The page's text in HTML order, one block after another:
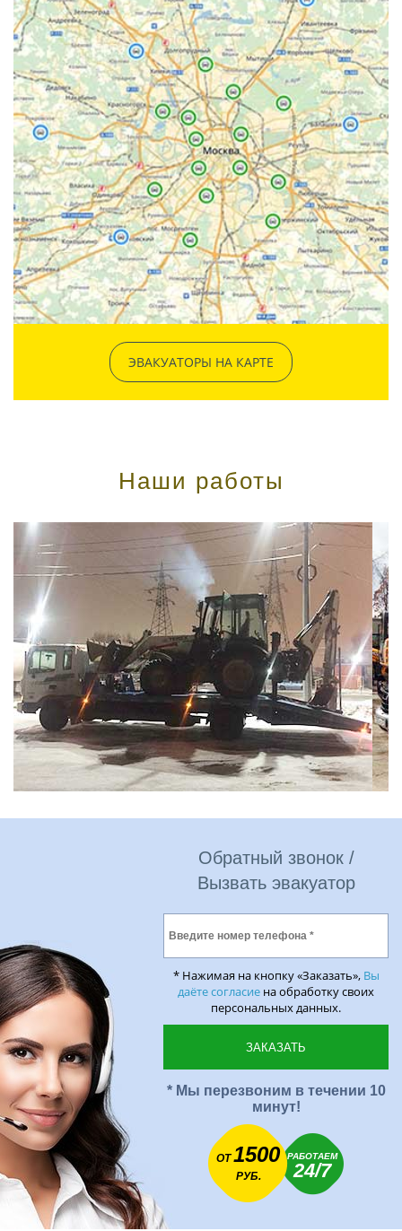
ЭВАКУАТОРЫ НА КАРТЕ
Наши работы
Обратный звонок /
Вызвать эвакуатор
* Нажимая на кнопку «Заказать», Вы
даёте согласие на обработку своих
персональных данных.
* Мы перезвоним в течении 10
минут!
ОТ1500
РУБ.
РАБОТАЕМ
24/7